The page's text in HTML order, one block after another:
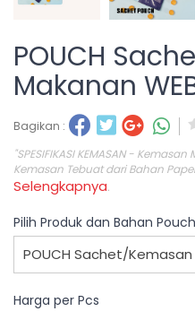
POUCH
Makanan
Bagikan :
"SPESIFIKASI KEMASAN -
Kemasan Tebuat dari Bahan
Selengkapnya.
Pilih Produk dan Bahan
POUCH Sachet/Kemasan
Harga per Pcs